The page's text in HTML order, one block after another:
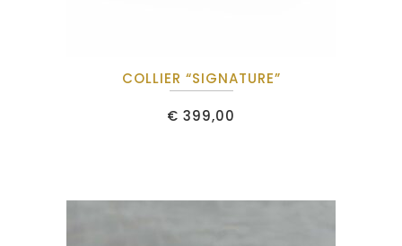
COLLIER “SIGNATURE”
€ 399,00